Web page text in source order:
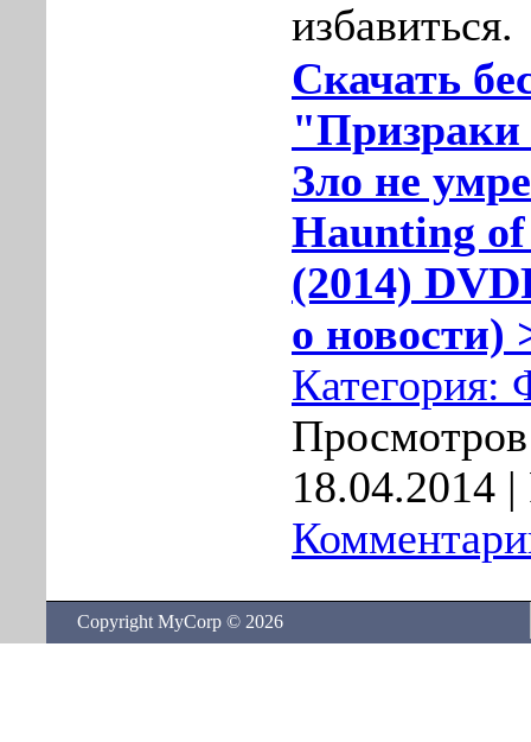
избавиться.
Скачать
Зло не
Haunting
(2014)
о новости)
Категория:
18.04.2014 |
Copyright MyCorp © 2026